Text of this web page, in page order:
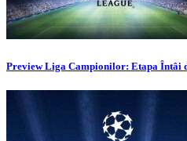
Preview Liga Campionilor: Etapa Întâi